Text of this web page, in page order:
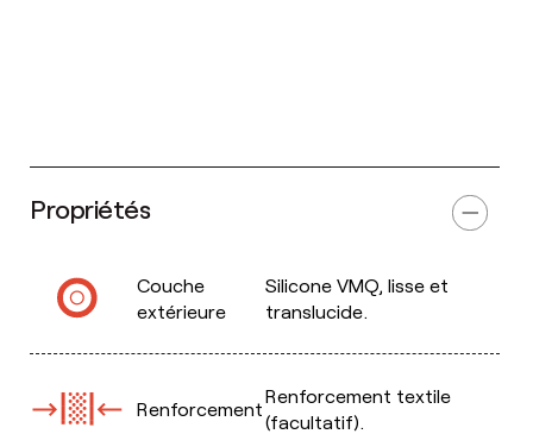
Propriétés
Couche
extérieure
Silicone VMQ, lisse et
translucide.
Renforcement
Renforcement textile
(facultatif).